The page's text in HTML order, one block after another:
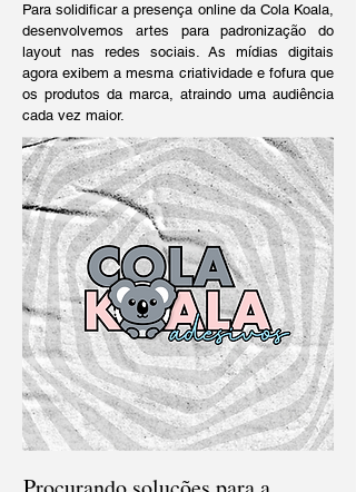
Para solidificar a presença online da Cola Koala,
desenvolvemos artes para padronização do
layout nas redes sociais. As mídias digitais
agora exibem a mesma criatividade e fofura que
os produtos da marca, atraindo uma audiência
cada vez maior.